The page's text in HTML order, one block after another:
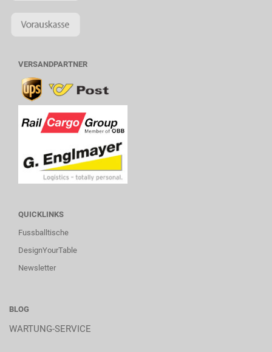
VERSANDPARTNER
QUICKLINKS
Fussballtische
DesignYourTable
Newsletter
BLOG
WARTUNG-SERVICE